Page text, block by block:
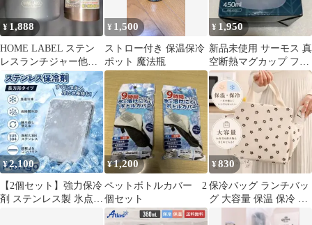
¥ 1,888
HOME LABEL ステン
レスランチジャー他計
２点セット
¥ 1,500
ストロー付き 保温保冷
ポット 魔法瓶
¥ 1,950
新品未使用 サーモス 真
空断熱マグカップ フタ
付き アッシュブルー
450ml
¥2,100
【2個セット】強力保冷
剤 ステンレス製 氷点下
¥1,200
ペットボトルカバー 2
個セット
¥830
保冷バッグ ランチバッ
グ 大容量 保温 保冷 お
弁当バッグ トート 花柄